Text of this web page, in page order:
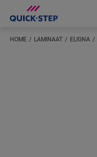
HOME LAMINAAT ELIGNA